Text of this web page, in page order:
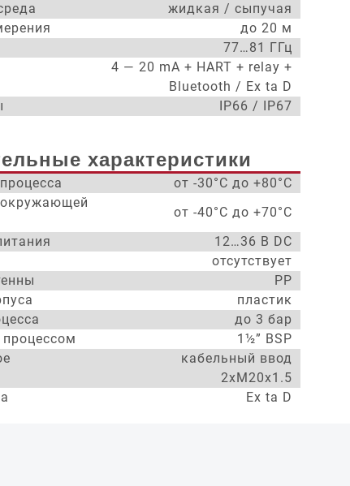
жидкая / сыпучая
до 20 м
77…81 ГГц
4 — 20 mA + HART + relay +
Bluetooth / Ex ta D
IP66 / IP67
характеристики
от -30°С до +80°С
от -40°С до +70°С
12…36 В DC
отсутствует
PP
пластик
до 3 бар
1½” BSP
кабельный ввод
2xM20x1.5
Ex ta D